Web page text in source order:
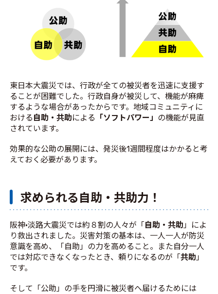
東日本大震災では、行政が全ての被災者を迅速に支援す
ることが困難でした。行政自身が被災して、機能が麻痺
するような場合があったからです。地域コミュニティに
おける 自助・共助による 「ソフトパワー」 の機能が見直
されています。
効果的な公助の展開には、発災後1週間程度はかかると考
えておく必要があります。
求められる自助・共助力！
阪神·淡路大震災では約８割の人々が「自助・共助」によ
り救出されました。災害対策の基本は、一人一人が防災
意識を高め、「自助」の力を高めること。また自分一人
では対応できなくなったとき、頼りになるのが「共助」
です。
そして「公助」の手を円滑に被災者へ届けるためには